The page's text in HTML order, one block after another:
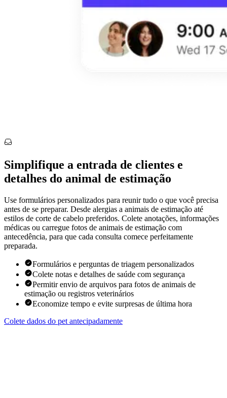
Simplifique a entrada de clientes e
detalhes do animal de estimação
Use formulários personalizados para reunir tudo o que você precisa
antes de se preparar. Desde alergias a animais de estimação até
estilos de corte de cabelo preferidos. Colete anotações, informações
médicas ou carregue fotos de animais de estimação com
antecedência, para que cada consulta comece perfeitamente
preparada.
Formulários e perguntas de triagem personalizados
Colete notas e detalhes de saúde com segurança
Permitir envio de arquivos para fotos de animais de
estimação ou registros veterinários
Economize tempo e evite surpresas de última hora
Colete dados do pet antecipadamente